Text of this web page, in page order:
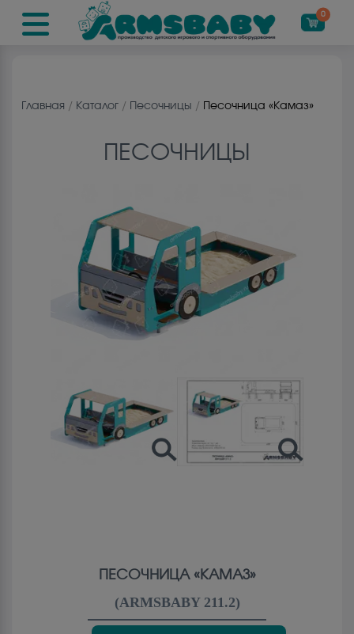
0
Главная / Каталог / Песочницы / Песочница «Камаз»
ПЕСОЧНИЦЫ
ПЕСОЧНИЦА «КАМАЗ»
(ARMSBABY 211.2)